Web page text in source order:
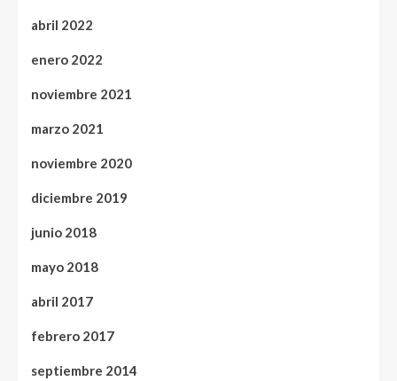
abril 2022
enero 2022
noviembre 2021
marzo 2021
noviembre 2020
diciembre 2019
junio 2018
mayo 2018
abril 2017
febrero 2017
septiembre 2014